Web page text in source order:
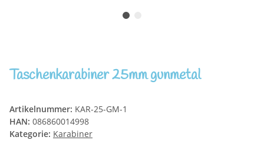
Taschenkarabiner 25mm gunmetal
Artikelnummer: KAR-25-GM-1
HAN: 086860014998
Kategorie: Karabiner